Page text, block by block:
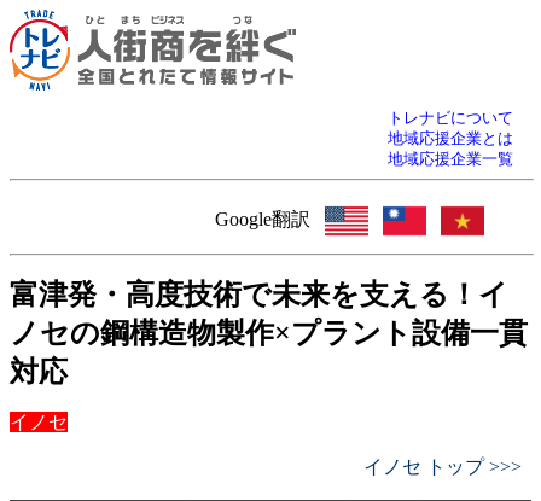
トレナビについて
地域応援企業とは
地域応援企業一覧
Google翻訳
富津発・高度技術で未来を支える！イ
ノセの鋼構造物製作×プラント設備一貫
対応
イノセ
イノセ トップ >>>